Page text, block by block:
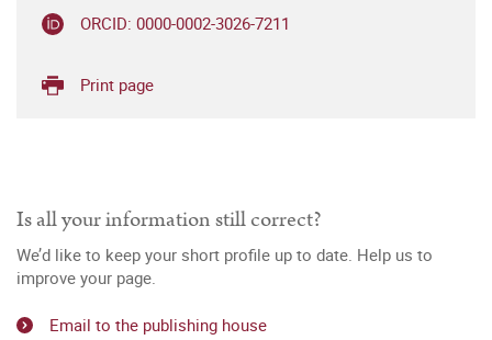
ORCID: 0000-0002-3026-7211
Print page
Is all your information still correct?
We’d like to keep your short profile up to date. Help us to
improve your page.
Email to the publishing house